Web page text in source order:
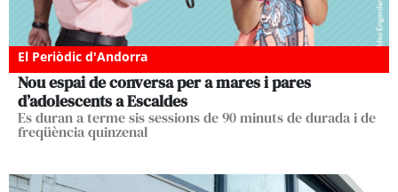
El Periòdic d'Andorra
Nou espai de conversa per a mares i pares
d’adolescents a Escaldes
Es duran a terme sis sessions de 90 minuts de durada i de
freqüència quinzenal